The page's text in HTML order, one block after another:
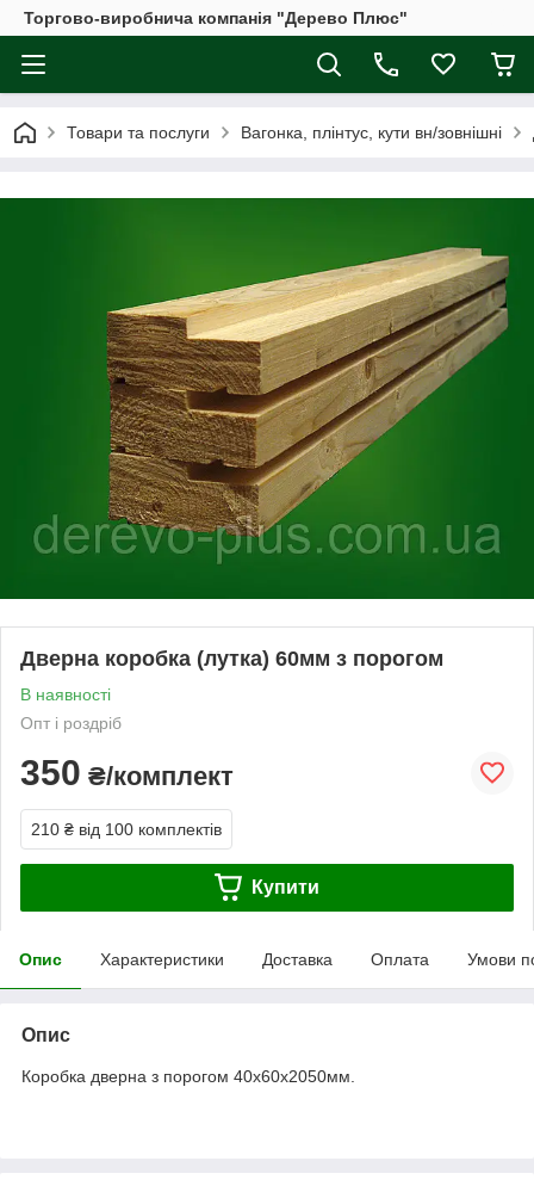
Торгово-виробнича компанія "Дерево Плюс"
Товари та послуги Вагонка, плінтус, кути вн/зовнішні
Дверна коробка (лутка) 60мм з порогом
В наявності
Опт і роздріб
350 ₴/комплект
210 ₴ від 100 комплектів
Купити
Опис Характеристики Доставка Оплата Умови
Опис
Коробка дверна з порогом 40х60х2050мм.